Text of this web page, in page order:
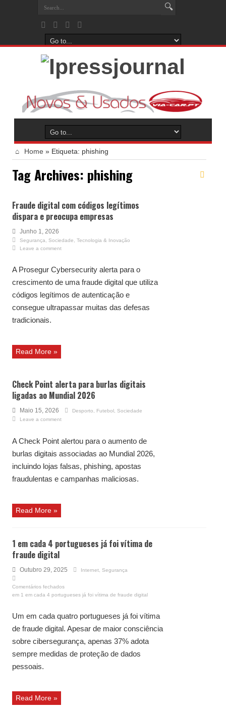
Home » Etiqueta: phishing
Tag Archives: phishing
Fraude digital com códigos legítimos
dispara e preocupa empresas
Junho 1, 2026
Segurança Sociedade
Tecnologia & Inovação
Leave a comment
A Prosegur Cybersecurity alerta para o
crescimento de uma fraude digital que utiliza
códigos legítimos de autenticação e
consegue ultrapassar muitas das defesas
tradicionais.
Read More »
Check Point alerta para burlas digitais
ligadas ao Mundial 2026
Maio 15, 2026 Desporto, Futebol , Sociedade
Leave a comment
A Check Point alertou para o aumento de
burlas digitais associadas ao Mundial 2026,
incluindo lojas falsas, phishing, apostas
fraudulentas e campanhas maliciosas.
Read More »
1 em cada 4 portugueses já foi vítima de
fraude digital
Outubro 29, 2025 Internet Segurança
Comentários fechados
em 1 em cada 4 portugueses já foi vítima de fraude digital
Um em cada quatro portugueses já foi vítima
de fraude digital. Apesar de maior consciência
sobre cibersegurança, apenas 37% adota
sempre medidas de proteção de dados
pessoais.
Read More »